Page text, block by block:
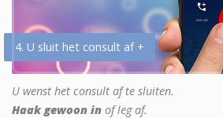
4. U sluit het consult af +
U wenst het consult af te sluiten.
Haak gewoon in of leg af.